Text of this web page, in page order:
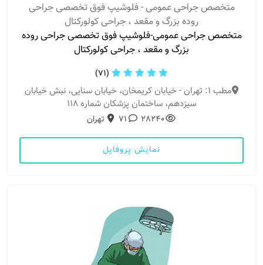
متخصص جراحی عمومی - فلوشیپ فوق تخصصی جراحی
روده بزرگ و مقعد ، جراحی کولورکتال
متخصص جراحی عمومی-فلوشیپ فوق تخصصی جراحی روده
بزرگ و مقعد ، جراحی کولورکتال
(71)
مطب 1: تهران - خیابان کریمخان، خیابان سنایی، نبش خیابان
سیزدهم، ساختمان پزشکان شماره 118
28240
71 تهران
نمایش پروفایل